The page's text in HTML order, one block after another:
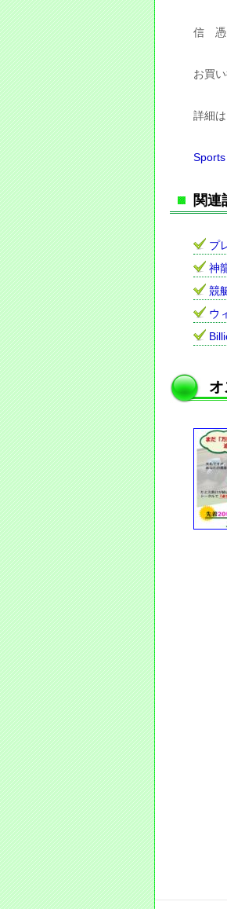
信
お買
詳細
関連
プ
神
競
ウ